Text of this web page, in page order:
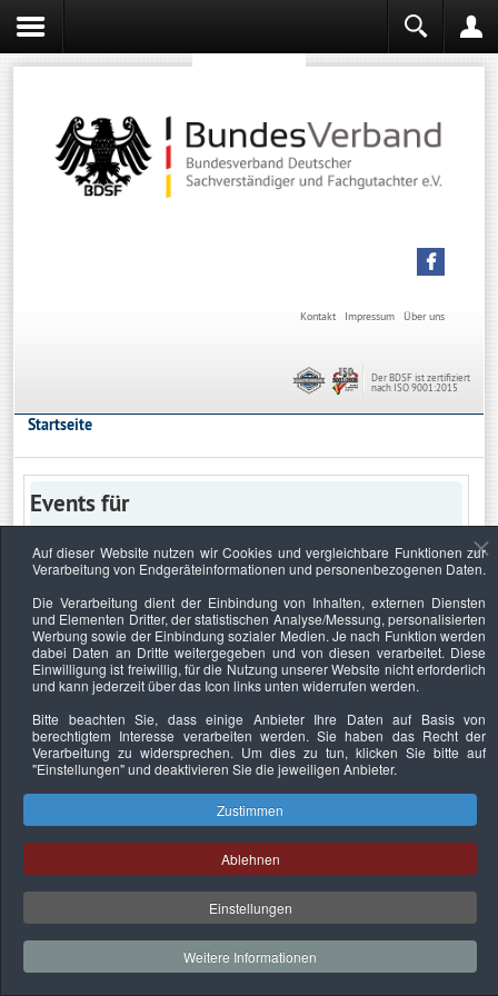
Über uns
Impressum
Kontakt
Der BDSF ist zertifiziert
nach ISO 9001:2015
Startseite
Events für
Keine Termine
Datenschutzerklärung Urheberrechtsnachweise Nachhaltigkeit
Copyright © 2026. Bundesverband Deutscher
Sachverständiger und Fachgutachter e.V..
Auf dieser Website nutzen wir Cookies und vergleichbare Funktionen zur
Verarbeitung von Endgeräteinformationen und personenbezogenen Daten.
Die Verarbeitung dient der Einbindung von Inhalten, externen Diensten
und Elementen Dritter, der statistischen Analyse/Messung, personalisierten
Werbung sowie der Einbindung sozialer Medien. Je nach Funktion werden
dabei Daten an Dritte weitergegeben und von diesen verarbeitet. Diese
Einwilligung ist freiwillig, für die Nutzung unserer Website nicht erforderlich
und kann jederzeit über das Icon links unten widerrufen werden.
Bitte beachten Sie, dass einige Anbieter Ihre Daten auf Basis von
berechtigtem Interesse verarbeiten werden. Sie haben das Recht der
Verarbeitung zu widersprechen. Um dies zu tun, klicken Sie bitte auf
"Einstellungen"und deaktivieren Sie die jeweiligen Anbieter.
Zustimmen
Ablehnen
Einstellungen
Weitere Informationen